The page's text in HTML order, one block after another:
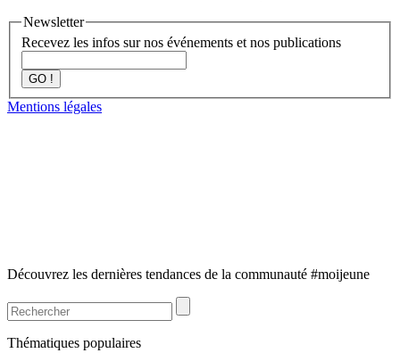
Newsletter
Recevez les infos sur nos événements et nos publications
GO !
Mentions légales
Découvrez les dernières tendances de la communauté #moijeune
Thématiques populaires